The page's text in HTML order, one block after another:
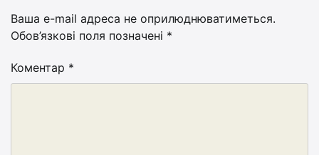
Ваша e-mail адреса не оприлюднюватиметься.
Обов’язкові поля позначені *
Коментар *